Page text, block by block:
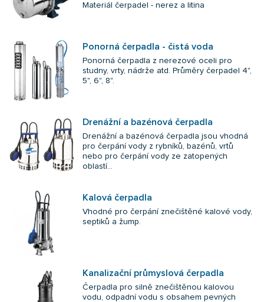
Materiál čerpadel - nerez a litina
Ponorná čerpadla - čistá voda
Ponorná čerpadla z nerezové oceli pro
studny, vrty, nádrže atd. Průměry čerpadel 4",
5", 6", 8".
Drenážní a bazénová čerpadla
Drenážní a bazénová čerpadla jsou vhodná
pro čerpání vody z rybníků, bazénů, vrtů
nebo pro čerpání vody ze zatopených
oblastí...
Kalová čerpadla
Vhodné pro čerpání znečištěné kalové vody,
septiků a žump.
Kanalizační průmyslová čerpadla
Čerpadla pro silně znečištěnou kalovou
vodu, odpadní vodu s obsahem pevných